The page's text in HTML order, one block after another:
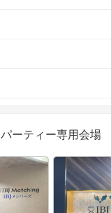
パーティー専用会場